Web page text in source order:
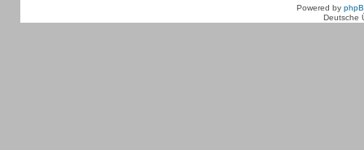
Powered by
Deutsche